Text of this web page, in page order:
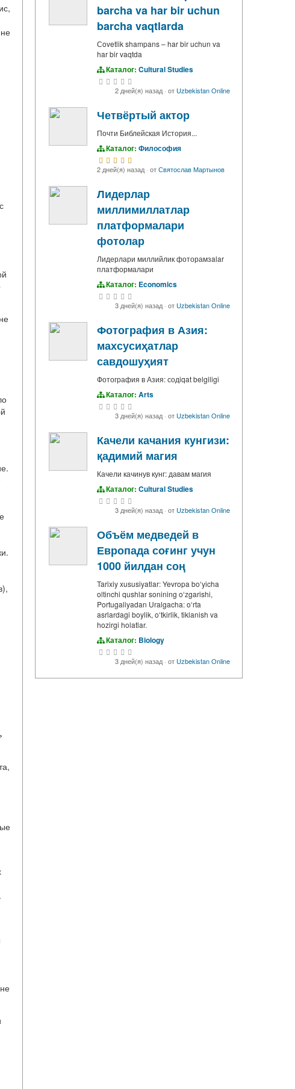
barcha va har bir uchun
barcha vaqtlarda
Сovetlik shampans – har bir uchun va
har bir vaqtda
Каталог: Cultural Studies
2 дней(я) назад· от Uzbekistan Online
Четвёртый актор
Почти Библейская История...
Каталог: Философия
2 дней(я) назад· отСвятослав Мартынов
Лидерлар
миллимиллатлар
платформалари
фотолар
Лидерлари миллийлик фоторамзalar
платформалари
Каталог: Economics
3 дней(я) назад· от Uzbekistan Online
Фотография в Азия:
махсусиҳатлар
савдошуҳият
Фотография в Азия: содiqat belgiligi
Каталог: Arts
3 дней(я) назад· от Uzbekistan Online
Качели качания кунгизи:
қадимий магия
Качели качинув кунг: давам магия
Каталог: Cultural Studies
3 дней(я) назад· от Uzbekistan Online
Объём медведей в
Европада соғинг учун
1000 йилдан соң
Tarixiy xususiyatlar: Yevropa boʻyicha
oltinchi qushlar sonining oʻzgarishi,
Portugaliyadan Uralgacha: oʻrta
asrlardagi boylik, oʻtkirlik, tiklanish va
hozirgi holatlar.
Каталог: Biology
3 дней(я) назад· от Uzbekistan Online